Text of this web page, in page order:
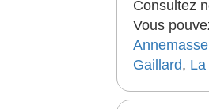
Consultez
Vous
Annemasse
Gaillard,